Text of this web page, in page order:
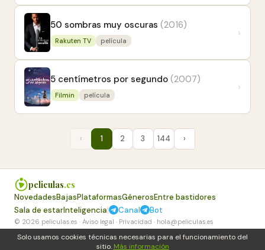
Solo usamos cookies técnicas necesarias para el funcionamiento del
sitio. Más información
50 sombras muy oscuras (2016)
Rakuten TV película
›
5 centímetros por segundo (2007)
Filmin película
›
‹ 1 2 3 144 ›
peliculas.es
NovedadesBajasPlataformasGénerosEntre bastidores
Sala de estarInteligencia| Canal Bot
© 2026 peliculas.es · Aviso legal · Privacidad · hola@peliculas.es